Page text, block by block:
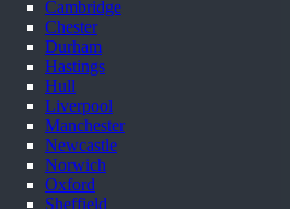
Cambridge
Chester
Durham
Hastings
Hull
Liverpool
Manchester
Newcastle
Norwich
Oxford
Sheffield